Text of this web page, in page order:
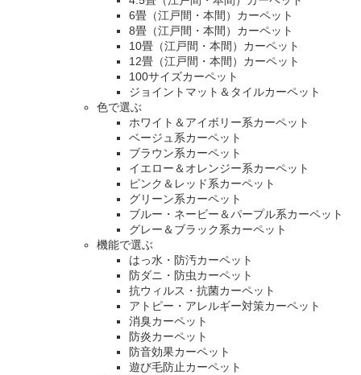
6畳（江戸間・本間）カーペット
8畳（江戸間・本間）カーペット
10畳（江戸間・本間）カーペット
12畳（江戸間・本間）カーペット
100サイズカーペット
ジョイントマット＆タイルカーペット
色で選ぶ
ホワイト＆アイボリー系カーペット
ベージュ系カーペット
ブラウン系カーペット
イエロー＆オレンジー系カーペット
ピンク＆レッド系カーペット
グリーン系カーペット
ブルー・ネービー＆パープル系カーペット
グレー＆ブラック系カーペット
機能で選ぶ
はっ水・防汚カーペット
防ダニ・防虫カーペット
抗ウィルス・抗菌カーペット
アトピー・アレルギー対策カーペット
消臭カーペット
防炎カーペット
防音効果カーペット
遊び毛防止カーペット